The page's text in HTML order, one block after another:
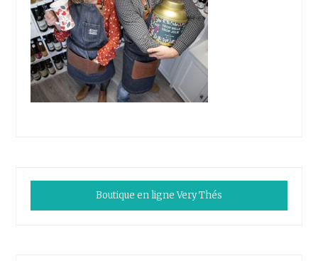
Boutique en ligne Very Thés